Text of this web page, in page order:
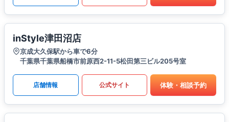
inStyle津田沼店
京成大久保駅から車で6分
千葉県千葉県船橋市前原西2-11-5松田第三ビル205号室
店舗情報 公式サイト 体験・相談予約